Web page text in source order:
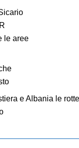
le aree
e Albania le